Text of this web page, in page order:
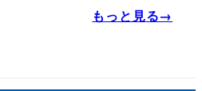
もっと見る→